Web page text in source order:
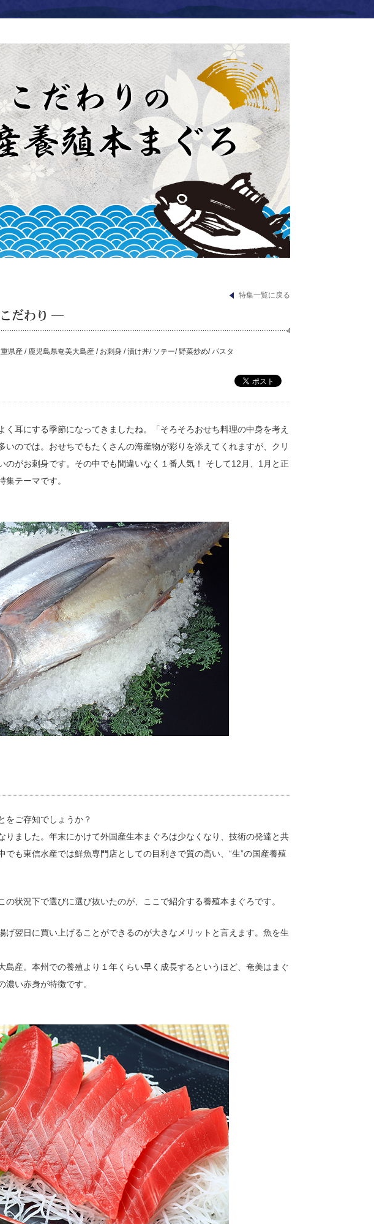
特集一覧に戻る
だわり ─
県産 / 鹿児島県奄美大島産 / お刺身 / 漬け丼/ ソテー/ 野菜炒め/ パスタ
耳にする季節になってきましたね。「そろそろおせち料理の中身を考え
のでは。おせちでもたくさんの海産物が彩りを添えてくれますが、クリ
がお刺身です。その中でも間違いなく１番人気！ そして12月、1月と正
テーマです。
をご存知でしょうか？
ました。年末にかけて外国産生本まぐろは少なくなり、技術の発達と共
も東信水産では鮮魚専門店としての目利きで質の高い、“生”の国産養殖
状況下で選びに選び抜いたのが、ここで紹介する養殖本まぐろです。
翌日に買い上げることができるのが大きなメリットと言えます。魚を生
産。本州での養殖より１年くらい早く成長するというほど、奄美はまぐ
い赤身が特徴です。